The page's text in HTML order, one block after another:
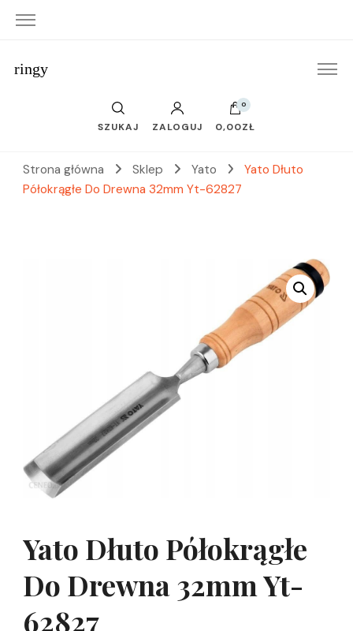
ringy
SZUKAJ ZALOGUJ
0
0,00ZŁ
Strona główna Sklep Yato
Yato Dłuto
Półokrągłe Do Drewna 32mm Yt-62827
Yato Dłuto Półokrągłe
Do Drewna 32mm Yt-
62827